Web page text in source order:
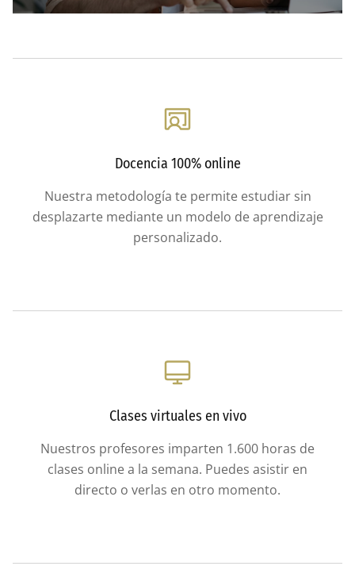
Docencia 100% online
Nuestra metodología te permite estudiar sin
desplazarte mediante un modelo de aprendizaje
personalizado.
Clases virtuales en vivo
Nuestros profesores imparten 1.600 horas de
clases online a la semana. Puedes asistir en
directo o verlas en otro momento.